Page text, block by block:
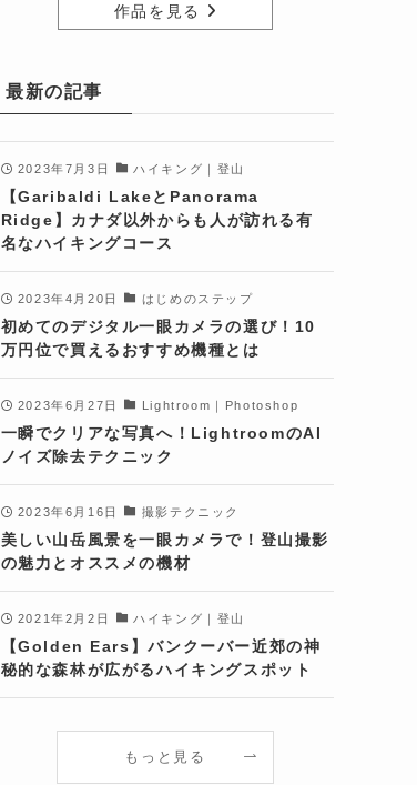
作品を見る
最新の記事
2023年7月3日 ハイキング｜登山
【Garibaldi LakeとPanorama
Ridge】カナダ以外からも人が訪れる有
名なハイキングコース
2023年4月20日 はじめのステップ
初めてのデジタル一眼カメラの選び！10
万円位で買えるおすすめ機種とは
2023年6月27日 Lightroom｜Photoshop
一瞬でクリアな写真へ！LightroomのAI
ノイズ除去テクニック
2023年6月16日 撮影テクニック
美しい山岳風景を一眼カメラで！登山撮影
の魅力とオススメの機材
2021年2月2日 ハイキング｜登山
【Golden Ears】バンクーバー近郊の神
秘的な森林が広がるハイキングスポット
もっと見る